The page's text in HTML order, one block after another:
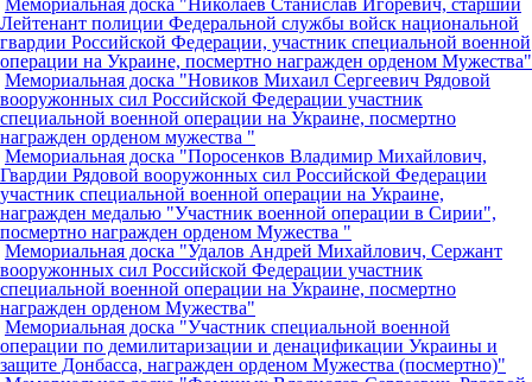
Мемориальная доска "Николаев Станислав Игоревич, старший
Лейтенант полиции Федеральной службы войск национальной
гвардии Российской Федерации, участник специальной военной
операции на Украине, посмертно награжден орденом Мужества"
Мемориальная доска "Новиков Михаил Сергеевич Рядовой
вооружонных сил Российской Федерации участник
специальной военной операции на Украине, посмертно
награжден орденом мужества "
Мемориальная доска "Поросенков Владимир Михайлович,
Гвардии Рядовой вооружонных сил Российской Федерации
участник специальной военной операции на Украине,
награжден медалью "Участник военной операции в Сирии",
посмертно награжден орденом Мужества "
Мемориальная доска "Удалов Андрей Михайлович, Сержант
вооружонных сил Российской Федерации участник
специальной военной операции на Украине, посмертно
награжден орденом Мужества"
Мемориальная доска "Участник специальной военной
операции по демилитаризации и денацификации Украины и
защите Донбасса, награжден орденом Мужества (посмертно)"